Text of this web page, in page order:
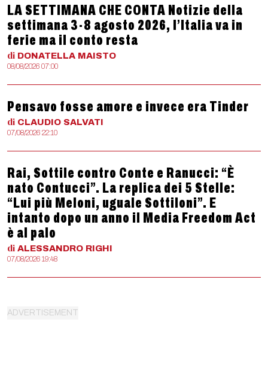
LA SETTIMANA CHE CONTA Notizie della
settimana 3-8 agosto 2026, l’Italia va in
ferie ma il conto resta
di DONATELLA MAISTO
08/08/2026 07:00
Pensavo fosse amore e invece era Tinder
di CLAUDIO SALVATI
07/08/2026 22:10
Rai, Sottile contro Conte e Ranucci: “È
nato Contucci”. La replica dei 5 Stelle:
“Lui più Meloni, uguale Sottiloni”. E
intanto dopo un anno il Media Freedom Act
è al palo
di ALESSANDRO RIGHI
07/08/2026 19:48